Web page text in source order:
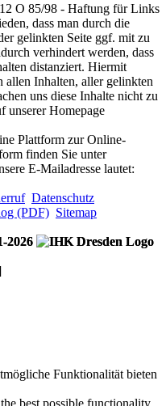
O 85/98 - Haftung für Links
dass man durch die
gelinkten Seite ggf. mit zu
verhindert werden, dass
distanziert. Hiermit
allen Inhalten, aller gelinkten
uns diese Inhalte nicht zu
unserer Homepage
Plattform zur Online-
finden Sie unter
E-Mailadresse lautet:
Datenschutz
(PDF) Sitemap
2026
Funktionalität bieten
best possible functionality.